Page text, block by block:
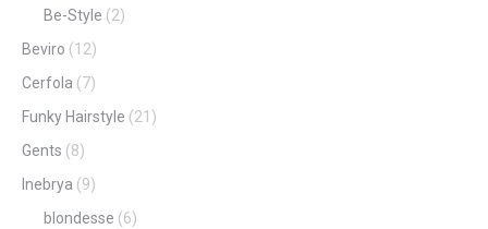
Be-Style (2)
Beviro (12)
Cerfola (7)
Funky Hairstyle (21)
Gents (8)
Inebrya (9)
blondesse (6)